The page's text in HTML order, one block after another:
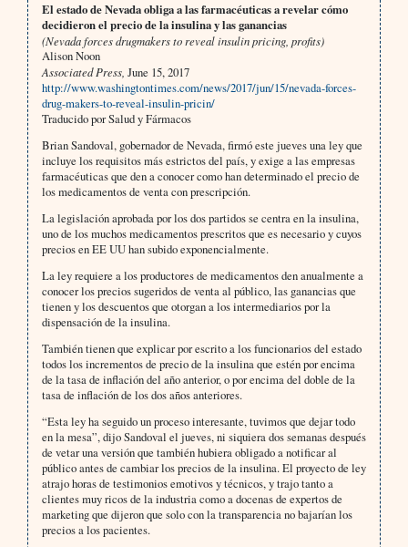
El estado de Nevada obliga a las farmacéuticas a revelar cómo
decidieron el precio de la insulina y las ganancias
(Nevada forces drugmakers to reveal insulin pricing, profits)
Alison Noon
Associated Press, June 15, 2017
http://www.washingtontimes.com/news/2017/jun/15/nevada-forces-
drug-makers-to-reveal-insulin-pricin/
Traducido por Salud y Fármacos
Brian Sandoval, gobernador de Nevada, firmó este jueves una ley que
incluye los requisitos más estrictos del país, y exige a las empresas
farmacéuticas que den a conocer como han determinado el precio de
los medicamentos de venta con prescripción.
La legislación aprobada por los dos partidos se centra en la insulina,
uno de los muchos medicamentos prescritos que es necesario y cuyos
precios en EE UU han subido exponencialmente.
La ley requiere a los productores de medicamentos den anualmente a
conocer los precios sugeridos de venta al público, las ganancias que
tienen y los descuentos que otorgan a los intermediarios por la
dispensación de la insulina.
También tienen que explicar por escrito a los funcionarios del estado
todos los incrementos de precio de la insulina que estén por encima
de la tasa de inflación del año anterior, o por encima del doble de la
tasa de inflación de los dos años anteriores.
“Esta ley ha seguido un proceso interesante, tuvimos que dejar todo
en la mesa”, dijo Sandoval el jueves, ni siquiera dos semanas después
de vetar una versión que también hubiera obligado a notificar al
público antes de cambiar los precios de la insulina. El proyecto de ley
atrajo horas de testimonios emotivos y técnicos, y trajo tanto a
clientes muy ricos de la industria como a docenas de expertos de
marketing que dijeron que solo con la transparencia no bajarían los
precios a los pacientes.